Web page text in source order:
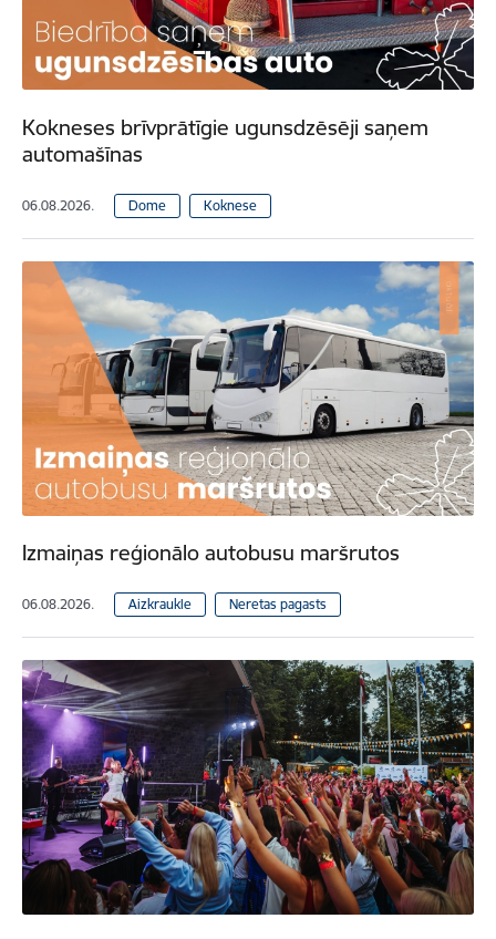
Kokneses brīvprātīgie ugunsdzēsēji saņem
automašīnas
06.08.2026. Dome Koknese
Izmaiņas reģionālo autobusu maršrutos
06.08.2026. Aizkraukle Neretas pagasts